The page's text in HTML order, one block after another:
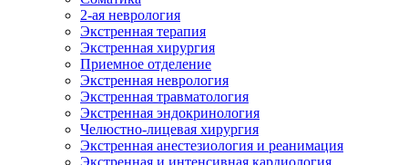
2-ая неврология
Экстренная терапия
Экстренная хирургия
Приемное отделение
Экстренная неврология
Экстренная травматология
Экстренная эндокринология
Челюстно-лицевая хирургия
Экстренная анестезиология и реанимация
Экстренная и интенсивная кардиология